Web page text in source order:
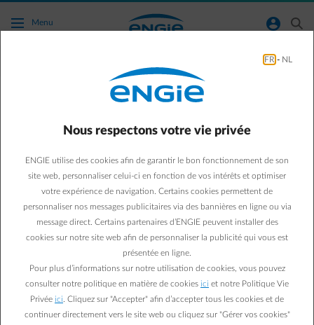
Accéder au contenu principal
Menu normal-account-circle search
Autres
Le barbecue entre amis,
sans faire des folies
La saison du barbecue est ouverte, alors savourons-la, mais
en faisant des économies ! Comment ? Grâce à nos astuces
pour faire un festin, sans une addition qui gâche la fête.
Dépenser moins et vivre mieux, c’est possible : la preuve en
FR - NL
Nous respectons votre vie privée
ENGIE utilise des cookies afin de garantir le bon fonctionnement de son
site web, personnaliser celui-ci en fonction de vos intérêts et optimiser
votre expérience de navigation. Certains cookies permettent de
personnaliser nos messages publicitaires via des bannières en ligne ou via
message direct. Certains partenaires d’ENGIE peuvent installer des
cookies sur notre site web afin de personnaliser la publicité qui vous est
présentée en ligne.
Pour plus d’informations sur notre utilisation de cookies, vous pouvez
consulter notre politique en matière de cookies ici et notre Politique Vie
Privée ici . Cliquez sur "Accepter" afin d’accepter tous les cookies et de
continuer directement vers le site web ou cliquez sur "Gérer vos cookies"